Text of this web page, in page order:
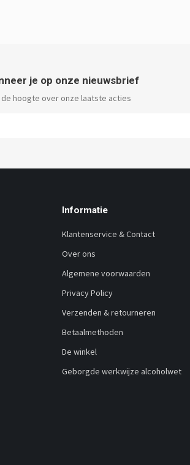
je op onze nieuwsbrief
hoogte over onze laatste acties
Informatie
Klantenservice & Contact
Over ons
Algemene voorwaarden
Privacy Policy
Verzenden & retourneren
Betaalmethoden
De winkel
Geborgde werkwijze alcoholwet